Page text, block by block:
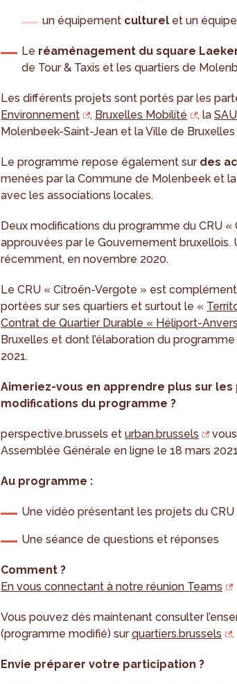
un équipement culturel et un
Le réaménagement du square
de Tour & Taxis et les quartiers de
Les différents projets sont portés par les
Environnement
, Bruxelles Mobilité , laSAU
Molenbeek-Saint-Jean et la Ville de Bruxelles
Le programme repose également sur des
menées par la Commune de Molenbeek et
avec les associations locales.
Deux modifications du programme du CRU
approuvées par le Gouvernement bruxellois.
récemment, en novembre 2020.
Le CRU « Citroën-Vergote » est
portées sur ses quartiers et surtout le «
Contrat de Quartier Durable « Héliport-
Bruxelles et dont l’élaboration du
2021.
Aimeriez-vous en apprendre plus sur
modifications du programme ?
perspective.brussels eturban.brussels
Assemblée Générale en ligne le 18 mars
Au programme :
Une vidéo présentant les projets du
Une séance de questions et réponses
Comment ?
En vous connectant à notre réunion Teams
Vous pouvez dès maintenant consulter
(programme modifié) surquartiers.brussels .
Envie préparer votre participation ?